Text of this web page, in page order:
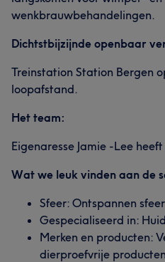
wenkbrauwbehandelingen.
Dichtstbijzijnde openbaar
Treinstation Station Bergen
loopafstand.
Het team:
Eigenaresse Jamie -Lee
Wat we leuk vinden aan de
Sfeer: Ontspannen sfeer
Gespecialiseerd in:
Merken en producten:
dierproefvrije